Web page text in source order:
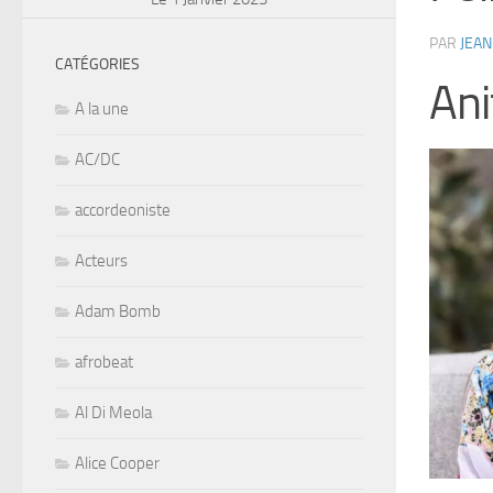
PAR
CATÉGORIES
A la une
AC/DC
accordeoniste
Acteurs
Adam Bomb
afrobeat
Al Di Meola
Alice Cooper